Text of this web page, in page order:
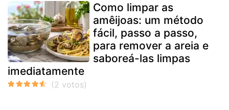
Como limpar as
amêijoas: um método
fácil, passo a passo,
para remover a areia e
saboreá-las limpas
imediatamente